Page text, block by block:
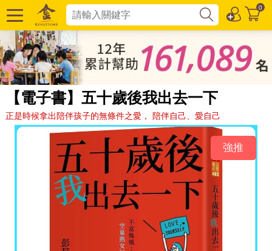
0
【電子書】五十歲後我出去一下
正是時候拿出陪伴孩子的無條件之愛， 陪伴自己、愛自己
強推